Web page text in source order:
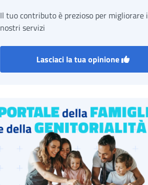
Il tuo contributo è prezioso per migliorare i
nostri servizi
Lasciaci la tua opinione